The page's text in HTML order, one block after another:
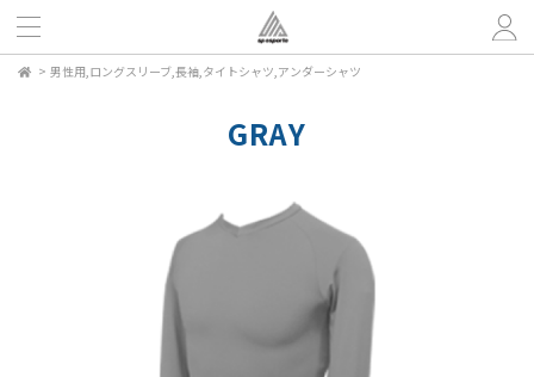
> 男性用,ロングスリーブ,長袖,タイトシャツ,アンダーシャツ
GRAY